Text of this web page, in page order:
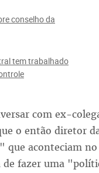
conselho da
tem trabalhado
com ex-
o então diretor
que aconteciam
fazer uma